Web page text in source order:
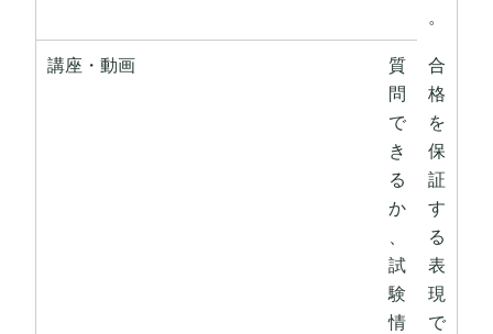
。
講座・動画
質
問
で
き
る
か
試
験
情
合
格
を
保
証
す
る
表
現
で